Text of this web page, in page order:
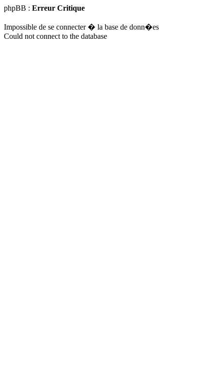
phpBB : Erreur Critique
Impossible de se connecter � la base de donn�es
Could not connect to the database